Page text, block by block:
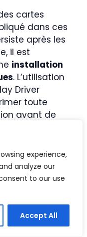
experience,
analyze our
to our use
Accept All
cartes
dans ces
après les
il est
installation
. L’utilisation
Driver
toute
avant de